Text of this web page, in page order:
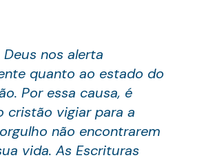
nos alerta
quanto ao estado do
Por essa causa, é
cristão vigiar para a
não encontrarem
vida. As Escrituras